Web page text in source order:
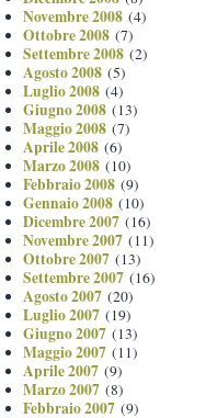
Novembre 2008 (4)
Ottobre 2008 (7)
Settembre 2008 (2)
Agosto 2008 (5)
Luglio 2008 (4)
Giugno 2008 (13)
Maggio 2008 (7)
Aprile 2008 (6)
Marzo 2008 (10)
Febbraio 2008 (9)
Gennaio 2008 (10)
Dicembre 2007 (16)
Novembre 2007 (11)
Ottobre 2007 (13)
Settembre 2007 (16)
Agosto 2007 (20)
Luglio 2007 (19)
Giugno 2007 (13)
Maggio 2007 (11)
Aprile 2007 (9)
Marzo 2007 (8)
Febbraio 2007 (9)